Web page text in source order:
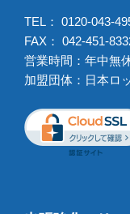
TEL： 0120-043-
FAX： 042-451-
営業時間：年中無
加盟団体：日本ロ